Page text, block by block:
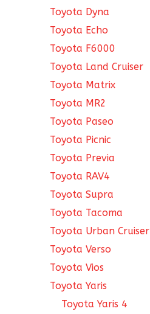
Toyota Dyna
Toyota Echo
Toyota F6000
Toyota Land Cruiser
Toyota Matrix
Toyota MR2
Toyota Paseo
Toyota Picnic
Toyota Previa
Toyota RAV4
Toyota Supra
Toyota Tacoma
Toyota Urban Cruiser
Toyota Verso
Toyota Vios
Toyota Yaris
Toyota Yaris 4